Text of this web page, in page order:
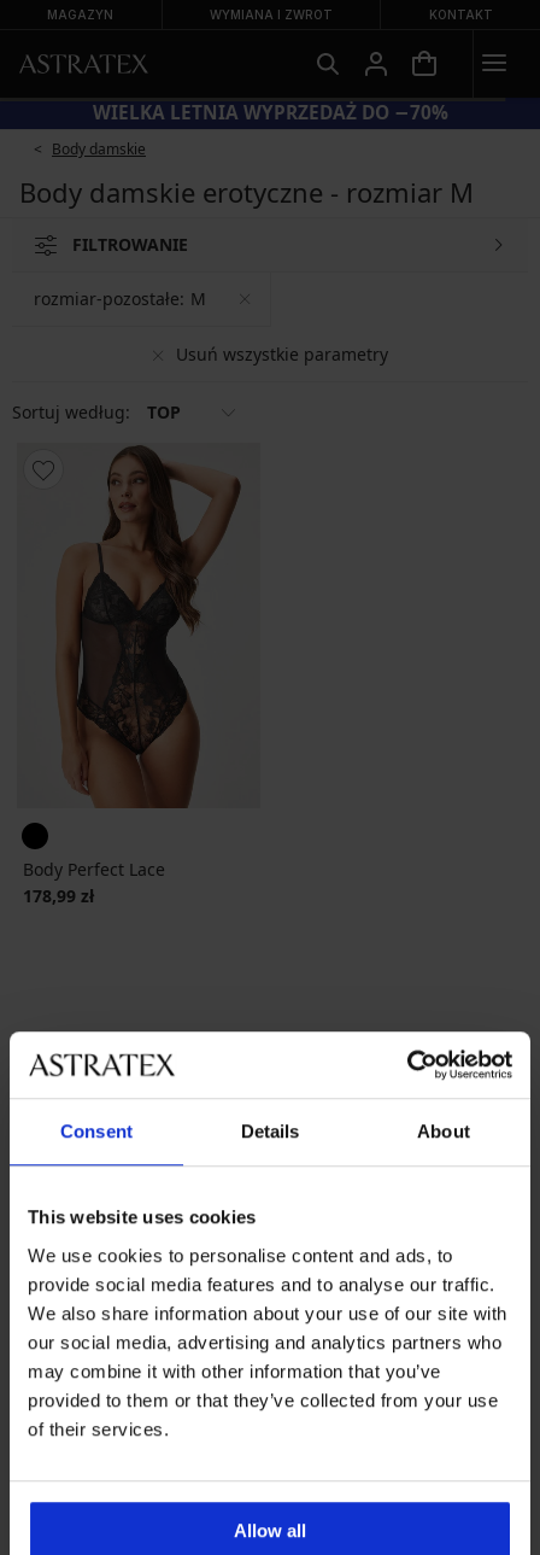
Consent Details About
This website uses cookies
We use cookies to personalise content and ads, to
provide social media features and to analyse our traffic.
We also share information about your use of our site with
our social media, advertising and analytics partners who
may combine it with other information that you’ve
provided to them or that they’ve collected from your use
of their services.
Allow all
MAGAZYN WYMIANA I ZWROT KONTAKT
WIELKA LETNIA WYPRZEDAŻ DO −70%
Body damskie
Body damskie erotyczne - rozmiar M
FILTROWANIE
Usuń wszystkie parametry
rozmiar-pozostałe: M
Sortuj według: TOP
Body Perfect Lace
178,99 zł
Najpopularniejsze marki
Hunkemöller
Passion Dorina
Najczęściej wybierane kolory
czarny
różowy
Najczęściej wybierane rozmiary